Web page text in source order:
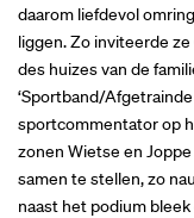
daarom liefdevol
liggen. Zo inviteerde
des huizes van de
‘Sportband/
sportcommentator op
zonen Wietse en
samen te stellen, zo
naast het podium